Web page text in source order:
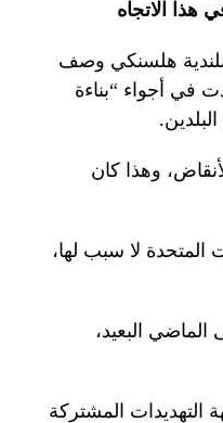
هذا الاتجاه
هلسنكي وصف
في أجواء “بناءة
وهذا كان
المتحدة لا سبب لها،
الماضي البعيد،
التهديدات المشتركة